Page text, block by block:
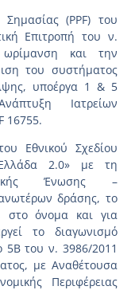
(PPF) του
Επιτροπή του ν.
και την
του συστήματος
υποέργα 1 & 5
Ιατρείων
16755.
Εθνικού Σχεδίου
2.0» με τη
Ένωσης –
δράσης, το
στο όνομα και για
το διαγωνισμό
του ν. 3986/2011
με Αναθέτουσα
Περιφέρειας